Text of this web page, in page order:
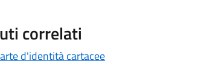
correlati
d'identità cartacee